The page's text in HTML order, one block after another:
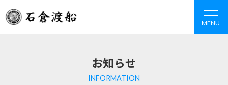
MENU
お知らせ
INFORMATION